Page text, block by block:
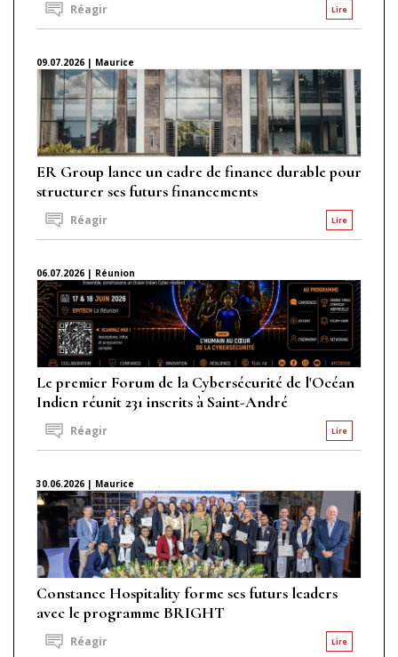
Lire
Réagir
09.07.2026 | Maurice
ER Group lance un cadre de finance durable pour
structurer ses futurs financements
Lire
Réagir
06.07.2026 | Réunion
Le premier Forum de la Cybersécurité de l'Océan
Indien réunit 231 inscrits à Saint-André
Lire
Réagir
30.06.2026 | Maurice
Constance Hospitality forme ses futurs leaders
avec le programme BRIGHT
Lire
Réagir